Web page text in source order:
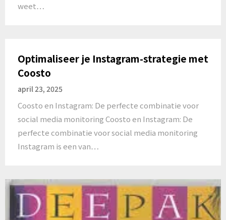
weet…
Optimaliseer je Instagram-strategie met
Coosto
april 23, 2025
Coosto en Instagram: De perfecte combinatie voor
social media monitoring Coosto en Instagram: De
perfecte combinatie voor social media monitoring
Instagram is een van…